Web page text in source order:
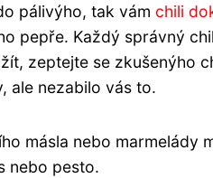
pálivýho, tak vám chili
pepře. Každý správný
zeptejte se zkušenýho
ale nezabilo vás to.
másla nebo marmelády
nebo pesto.